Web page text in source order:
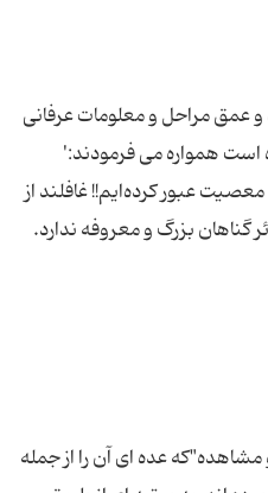
و عمق مراحل و معلومات عرفانی
همواره می فرمودند:'
عبور کرده‌ایم!! غافلند از
عده ای آن را از جمله